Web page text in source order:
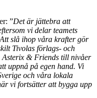
”Det är jättebra att
vi delar teamets
slå ihop våra krafter gör
Tivolas förlags- och
Asterix & Friends till nivåer
uppnå på egen hand. Vi
och våra lokala
vi fortsätter att bygga upp